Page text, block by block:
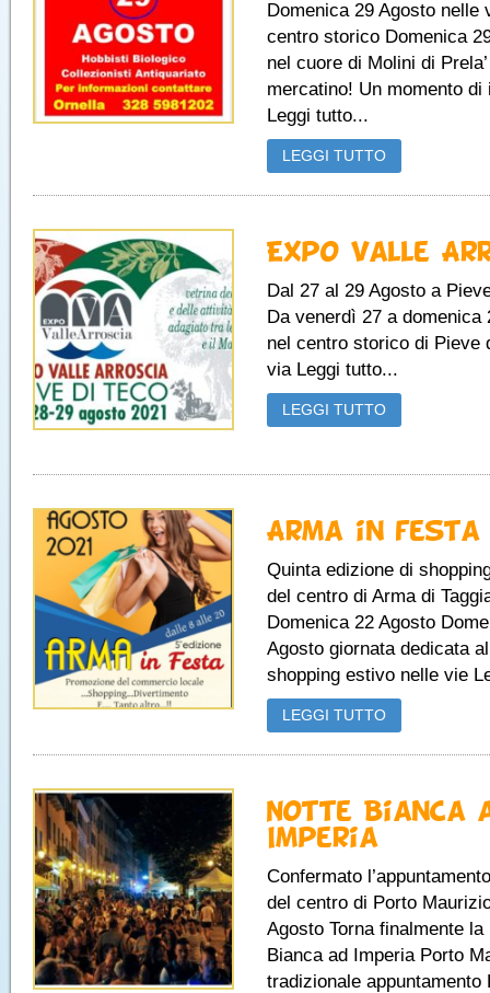
Domenica 29 Agosto nelle
centro storico Domenica
nel cuore di Molini di
mercatino! Un momento di
Leggi tutto...
LEGGI TUTTO
Expo Valle
Dal 27 al 29 Agosto a
Da venerdì 27 a domenica
nel centro storico di Pieve
via Leggi tutto...
LEGGI TUTTO
Arma in festa
Quinta edizione di
del centro di Arma di
Domenica 22 Agosto
Agosto giornata dedicata
shopping estivo nelle vie
LEGGI TUTTO
Notte Bianca
Imperia
Confermato
del centro di Porto
Agosto Torna finalmente la
Bianca ad Imperia Porto
tradizionale appuntamento